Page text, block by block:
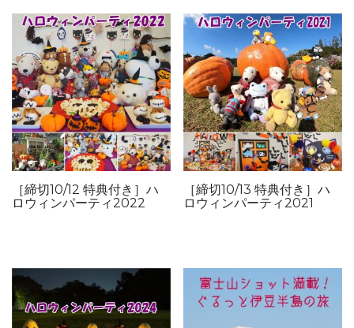
［締切10/12 特典付き］ハ
ロウィンパーティ2022
［締切10/13 特典付き］ハ
ロウィンパーティ2021